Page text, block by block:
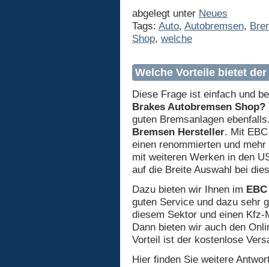
abgelegt unter Neues
Tags: Auto, Autobremsen,
Shop, welche
Welche Vorteile bietet
Diese Frage ist einfach und
Brakes Autobremsen Shop?
guten Bremsanlagen
Bremsen Hersteller. Mit
einen renommierten und
mit weiteren Werken in den
auf die Breite Auswahl bei
Dazu bieten wir Ihnen im
guten Service und dazu sehr
diesem Sektor und einen
Dann bieten wir auch den
Vorteil ist der kostenlose
Hier finden Sie weitere